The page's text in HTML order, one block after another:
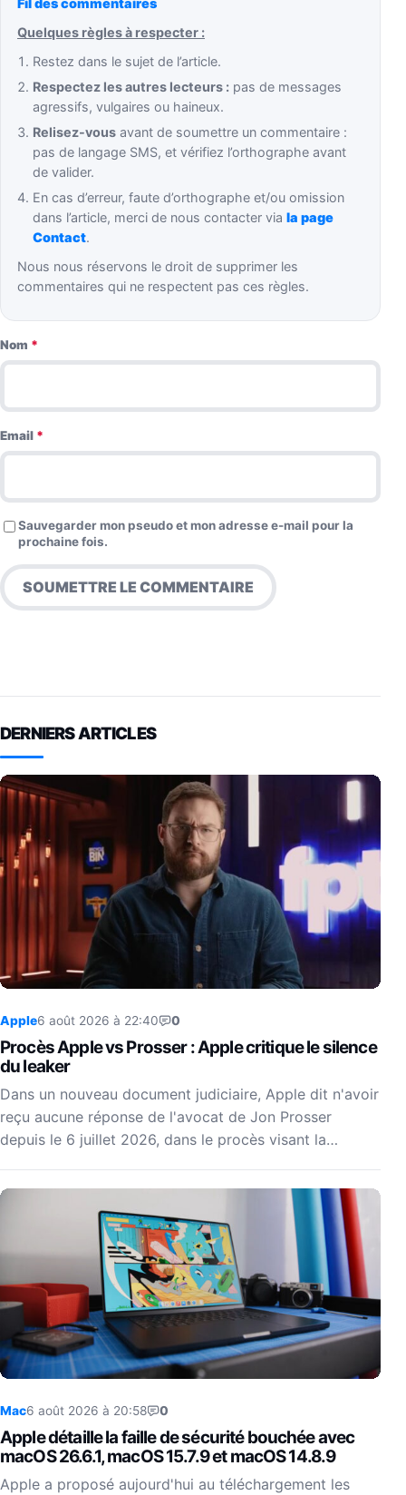
Fil des commentaires
Quelques règles à respecter :
Restez dans le sujet de l’article.
Respectez les autres lecteurs : pas de messages
agressifs, vulgaires ou haineux.
Relisez-vous avant de soumettre un commentaire :
pas de langage SMS, et vérifiez l’orthographe avant
de valider.
En cas d’erreur, faute d’orthographe et/ou omission
dans l’article, merci de nous contacter viala page
Contact.
Nous nous réservons le droit de supprimer les
commentaires qui ne respectent pas ces règles.
Nom *
Email *
Sauvegarder mon pseudo et mon adresse e-mail pour la
prochaine fois.
DERNIERS ARTICLES
Apple6 août 2026 à 22:40 0
Procès Apple vs Prosser : Apple critique le silence
du leaker
Dans un nouveau document judiciaire, Apple dit n'avoir
reçu aucune réponse de l'avocat de Jon Prosser
depuis le 6 juillet 2026, dans le procès visant la…
Mac6 août 2026 à 20:58 0
Apple détaille la faille de sécurité bouchée avec
macOS 26.6.1, macOS 15.7.9 et macOS 14.8.9
Apple a proposé aujourd'hui au téléchargement les